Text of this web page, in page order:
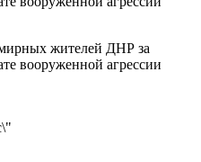
жителей ДНР за
вооруженной агрессии